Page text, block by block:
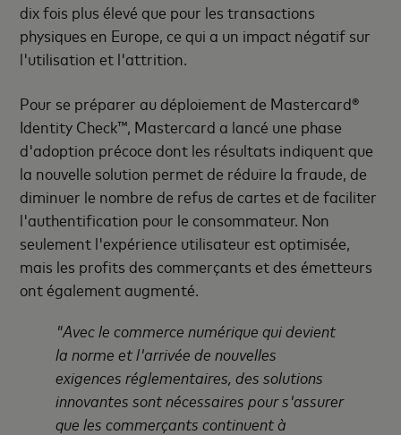
dix fois plus élevé que pour les transactions
physiques en Europe, ce qui a un impact négatif sur
l'utilisation et l'attrition.
Pour se préparer au déploiement de Mastercard®
Identity Check™, Mastercard a lancé une phase
d'adoption précoce dont les résultats indiquent que
la nouvelle solution permet de réduire la fraude, de
diminuer le nombre de refus de cartes et de faciliter
l'authentification pour le consommateur. Non
seulement l'expérience utilisateur est optimisée,
mais les profits des commerçants et des émetteurs
ont également augmenté.
"Avec le commerce numérique qui devient
la norme et l'arrivée de nouvelles
exigences réglementaires, des solutions
innovantes sont nécessaires pour s'assurer
que les commerçants continuent à